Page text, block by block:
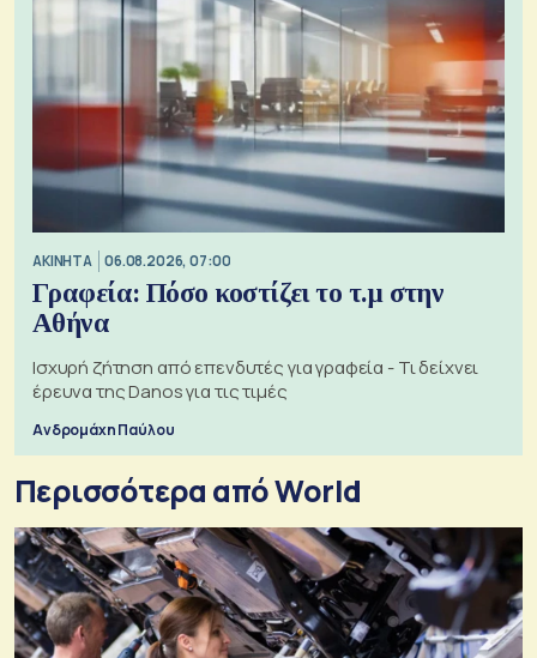
ΑΚΙΝΗΤΑ 06.08.2026, 07:00
Γραφεία: Πόσο κοστίζει το τ.μ στην
Αθήνα
Ισχυρή ζήτηση από επενδυτές για γραφεία - Τι δείχνει
έρευνα της Danos για τις τιμές
Ανδρομάχη Παύλου
Περισσότερα από World